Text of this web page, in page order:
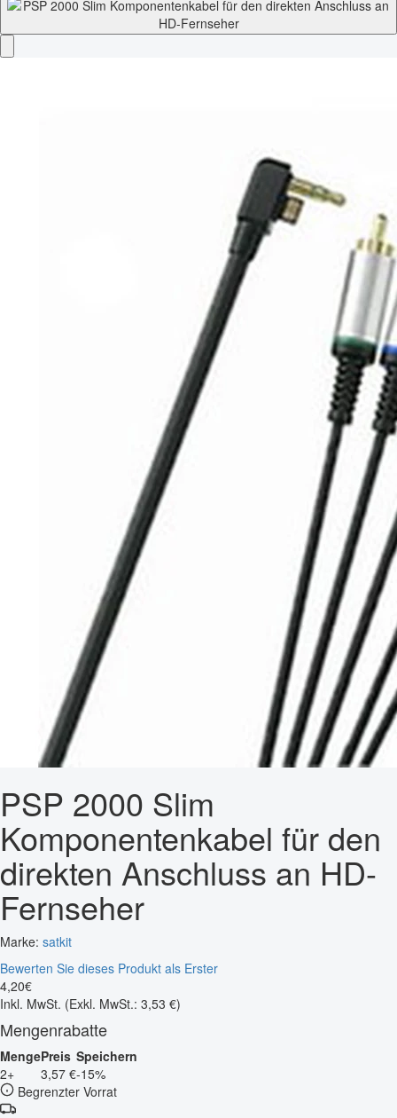
PSP 2000 Slim
Komponentenkabel für den
direkten Anschluss an HD-
Fernseher
Marke: satkit
Bewerten Sie dieses Produkt als Erster
4,20€
Inkl. MwSt. (Exkl. MwSt.: 3,53 €)
Mengenrabatte
MengePreis Speichern
2+
3,57 €-15%
Begrenzter Vorrat